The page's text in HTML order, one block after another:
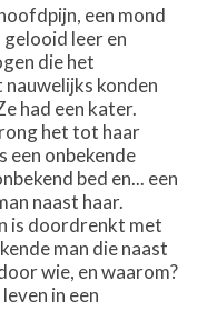
een mond
leer en
die het
konden
had een kater.
het tot haar
een onbekende
bed en... een
naast haar.
is doordrenkt met
man die naast
wie, en waarom?
in een